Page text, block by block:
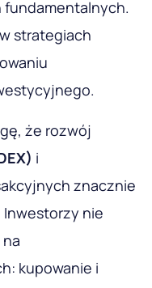
fundamentalnych.
strategiach
że rozwój
i
znacznie
nie
kupowanie i